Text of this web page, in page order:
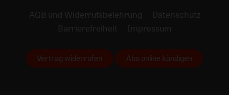
AGB und Widerrufsbelehrung
Datenschutz
Barrierefreiheit
Impressum
Vertrag widerrufen Abo online kündigen